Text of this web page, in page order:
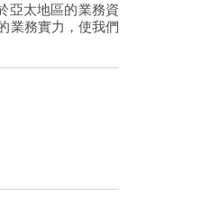
亞太地區的業務資
業務實力，使我們